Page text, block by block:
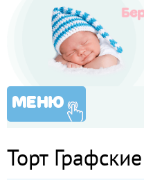
МЕНЮ
Торт